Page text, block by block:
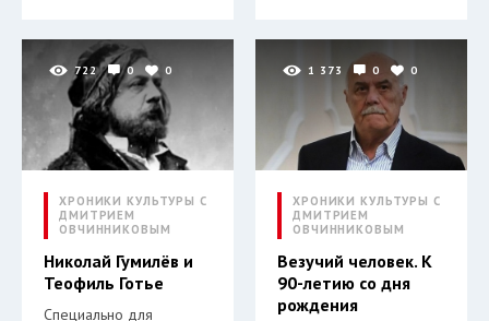
722 0 0
ХРОНИКИ КУЛЬТУРЫ С
ДМИТРИЕМ
ОВЧИННИКОВЫМ
Николай Гумилёв и
Теофиль Готье
Специально для
1 373 0 0
ХРОНИКИ КУЛЬТУРЫ С
ДМИТРИЕМ
ОВЧИННИКОВЫМ
Везучий человек. К
90-летию со дня
рождения